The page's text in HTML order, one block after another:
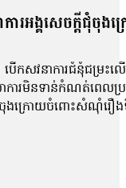
ការអង្គសេចក្តី
ៈ បើកសវនាការជំនុំ
រមិនទាន់កំណត់ពេលប្រ
ចុងក្រោយចំពោះសំណុំរឿ
ហើយយើងពិនិត្យទៅល